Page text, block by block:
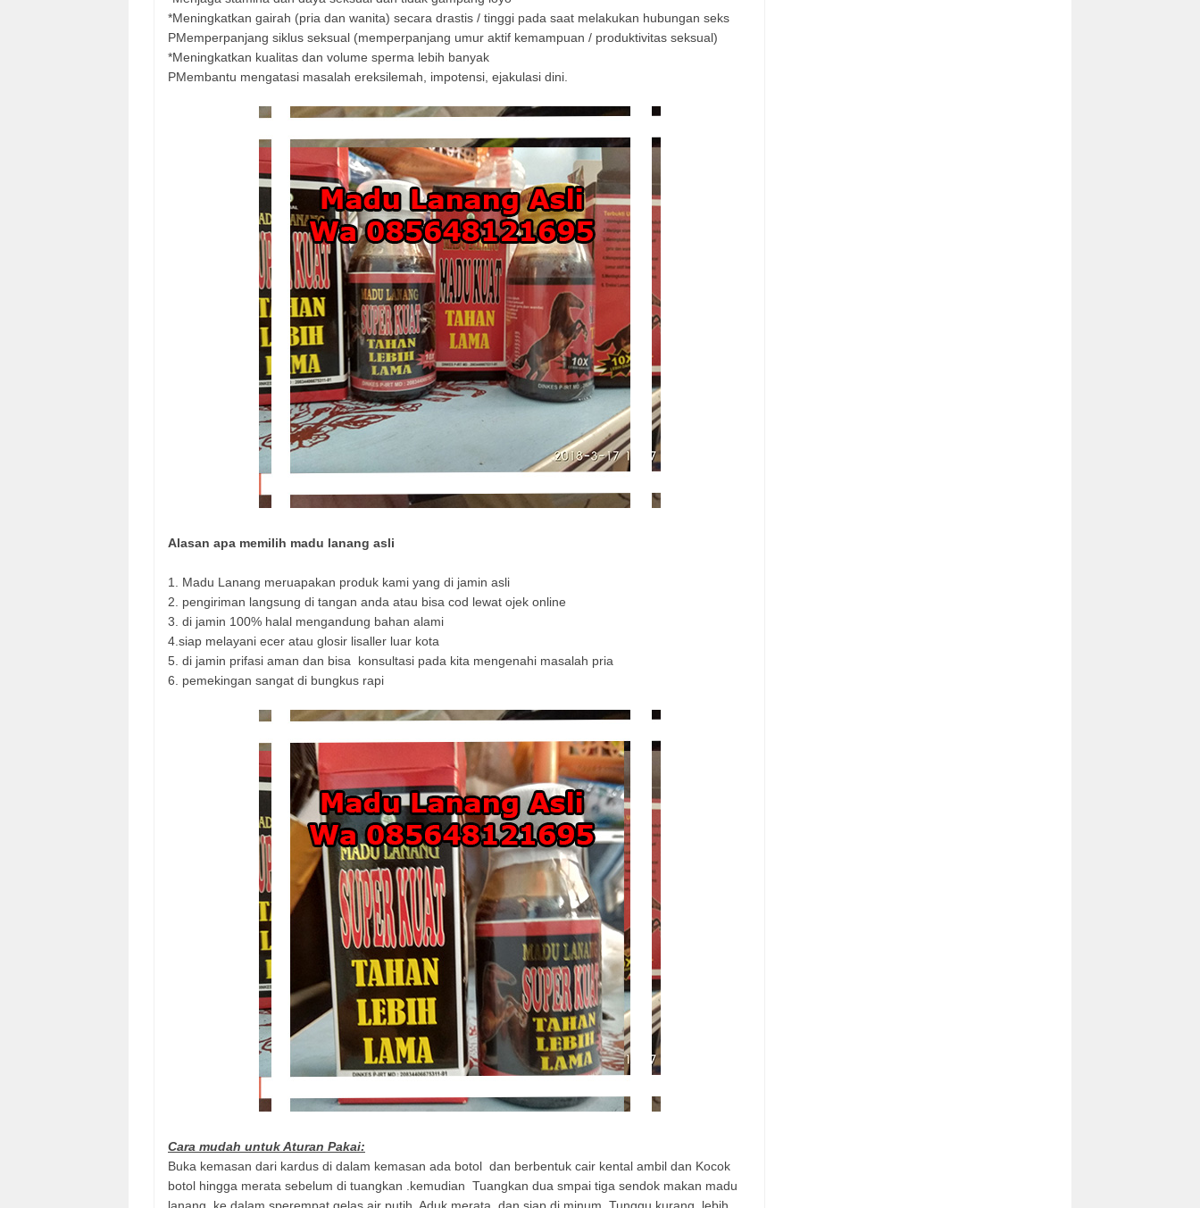
*Meningkatkan gairah (pria dan wanita) secara drastis / tinggi pada saat melakukan hubungan seks
PMemperpanjang siklus seksual (memperpanjang umur aktif kemampuan / produktivitas seksual)
*Meningkatkan kualitas dan volume sperma lebih banyak
PMembantu mengatasi masalah ereksilemah, impotensi, ejakulasi dini.
Alasan apa memilih madu lanang asli
1. Madu Lanang meruapakan produk kami yang di jamin asli
2. pengiriman langsung di tangan anda atau bisa cod lewat ojek online
3. di jamin 100% halal mengandung bahan alami
4.siap melayani ecer atau glosir lisaller luar kota
5. di jamin prifasi aman dan bisa
konsultasi pada kita mengenahi masalah pria
6. pemekingan sangat di bungkus rapi
Cara mudah untuk Aturan Pakai:
Buka kemasan dari kardus di dalam kemasan ada botol dan berbentuk cair kental ambil dan Kocok
botol hingga merata sebelum di tuangkan .kemudian Tuangkan dua smpai tiga sendok makan madu